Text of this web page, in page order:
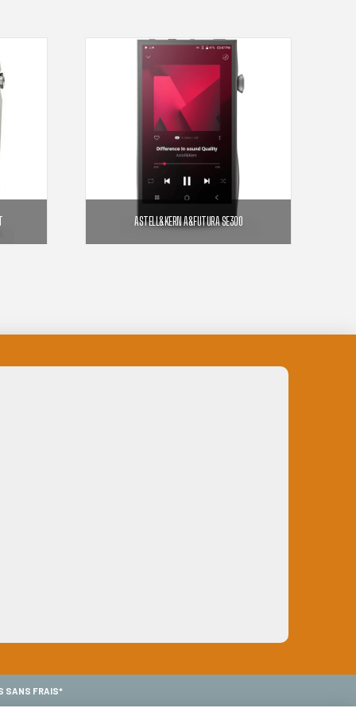
ASTELL&KERN A&FUTURA SE300
SANS FRAIS*